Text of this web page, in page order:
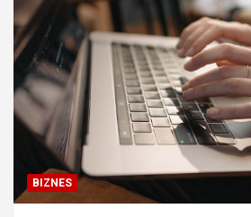
BIZNES